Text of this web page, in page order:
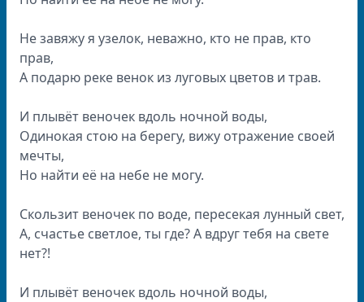
Не завяжу я узелок, неважно, кто не прав, кто
прав,
А подарю реке венок из луговых цветов и трав.
И плывёт веночек вдоль ночной воды,
Одинокая стою на берегу, вижу отражение своей
мечты,
Но найти её на небе не могу.
Скользит веночек по воде, пересекая лунный свет,
А, счастье светлое, ты где? А вдруг тебя на свете
нет?!
И плывёт веночек вдоль ночной воды,